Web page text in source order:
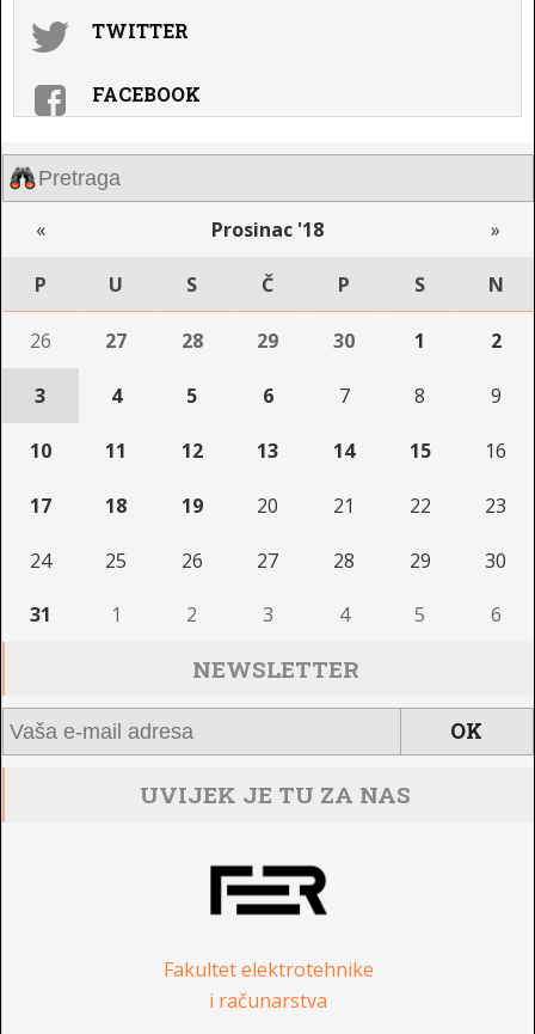
TWITTER
FACEBOOK
« Prosinac '18 »
P U S Č P S N
26 27 28 29 30 1 2
3 4 5 6 7 8 9
10 11 12 13 14 15 16
17 18 19 20 21 22 23
24 25 26 27 28 29 30
31 1 2 3 4 5 6
NEWSLETTER
UVIJEK JE TU ZA NAS
Fakultet elektrotehnike
i računarstva